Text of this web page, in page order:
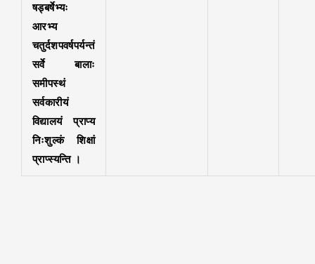
षड्बर्षेभ्यः
आरभ्य
चतुर्दशपवर्षपर्यन्तं
सर्वे बालाः
समीपस्थं
सर्वकारीयं
विद्यालयं प्राप्य
निःशुल्कं शिक्षां
प्राप्स्यन्ति ।